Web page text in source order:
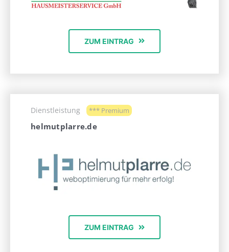
ZUM EINTRAG
Dienstleistung *** Premium
helmutplarre.de
ZUM EINTRAG